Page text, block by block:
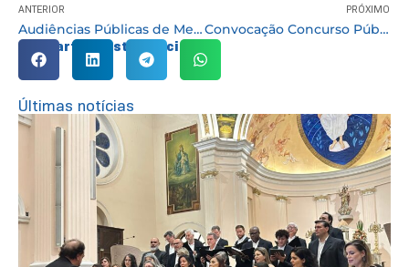
ANTERIOR
Audiências Públicas de Metas Fiscais e Lei Orçamentária para 2017 acontecem em setembro
PRÓXIMO
Convocação Concurso Público 01/2016
Compartilhe esta notícia:
Últimas notícias